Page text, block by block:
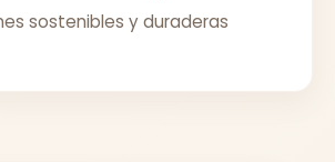
sostenibles y duraderas